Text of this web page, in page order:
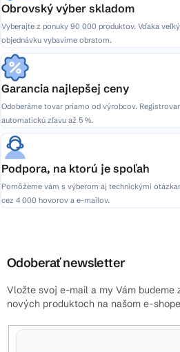
Obrovský výber skladom
Vyberajte z ponuky 90 000 produktov. Vďaka
objednávku vybavíme obratom.
Garancia najlepšej ceny
Odoberáme tovar priamo od výrobcov.
automatickú zľavu až 5 %.
Podpora, na ktorú je spoľah
Pomôžeme vám s výberom aj technickými
cez 4 000 hovorov a e-mailov.
Odoberať newsletter
Vložte svoj e-mail a my Vám budeme
nových produktoch na našom e-